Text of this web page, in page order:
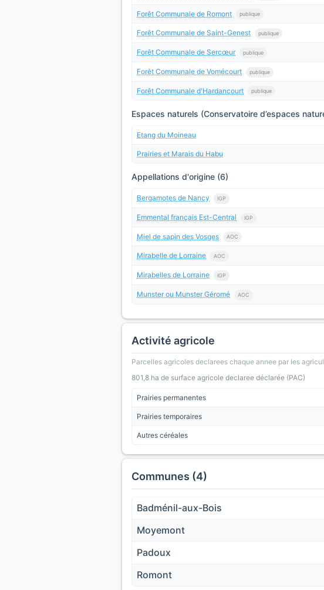
Forêt Communale de Romont publique
Forêt Communale de Saint-Genest publique
Forêt Communale de Sercœur publique
Forêt Communale de Vomécourt publique
Forêt Communale d'Hardancourt publique
Espaces naturels (Conservatoire d’espaces
Etang du Moineau
Prairies et Marais du Habu
Appellations d'origine (6)
Bergamotes de Nancy IGP
Emmental français Est-Central IGP
Miel de sapin des Vosges AOC
Mirabelle de Lorraine AOC
Mirabelles de Lorraine IGP
Munster ou Munster Géromé AOC
Activité agricole
Parcelles agricoles declarees chaque annee par les
801,8 ha de surface agricole declaree déclarée (PAC)
Prairies permanentes
Prairies temporaires
Autres céréales
Communes (4)
Badménil-aux-Bois
Moyemont
Padoux
Romont